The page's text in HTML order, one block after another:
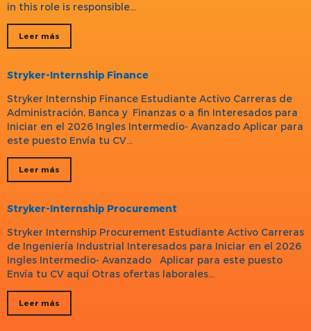
in this role is responsible…
Leer más
Stryker-Internship Finance
Stryker Internship Finance Estudiante Activo Carreras de
Administración, Banca y Finanzas o a fin Interesados para
Iniciar en el 2026 Ingles Intermedio- Avanzado Aplicar para
este puesto Envía tu CV…
Leer más
Stryker-Internship Procurement
Stryker Internship Procurement Estudiante Activo Carreras
de Ingeniería Industrial Interesados para Iniciar en el 2026
Ingles Intermedio- Avanzado Aplicar para este puesto
Envía tu CV aquí Otras ofertas laborales…
Leer más